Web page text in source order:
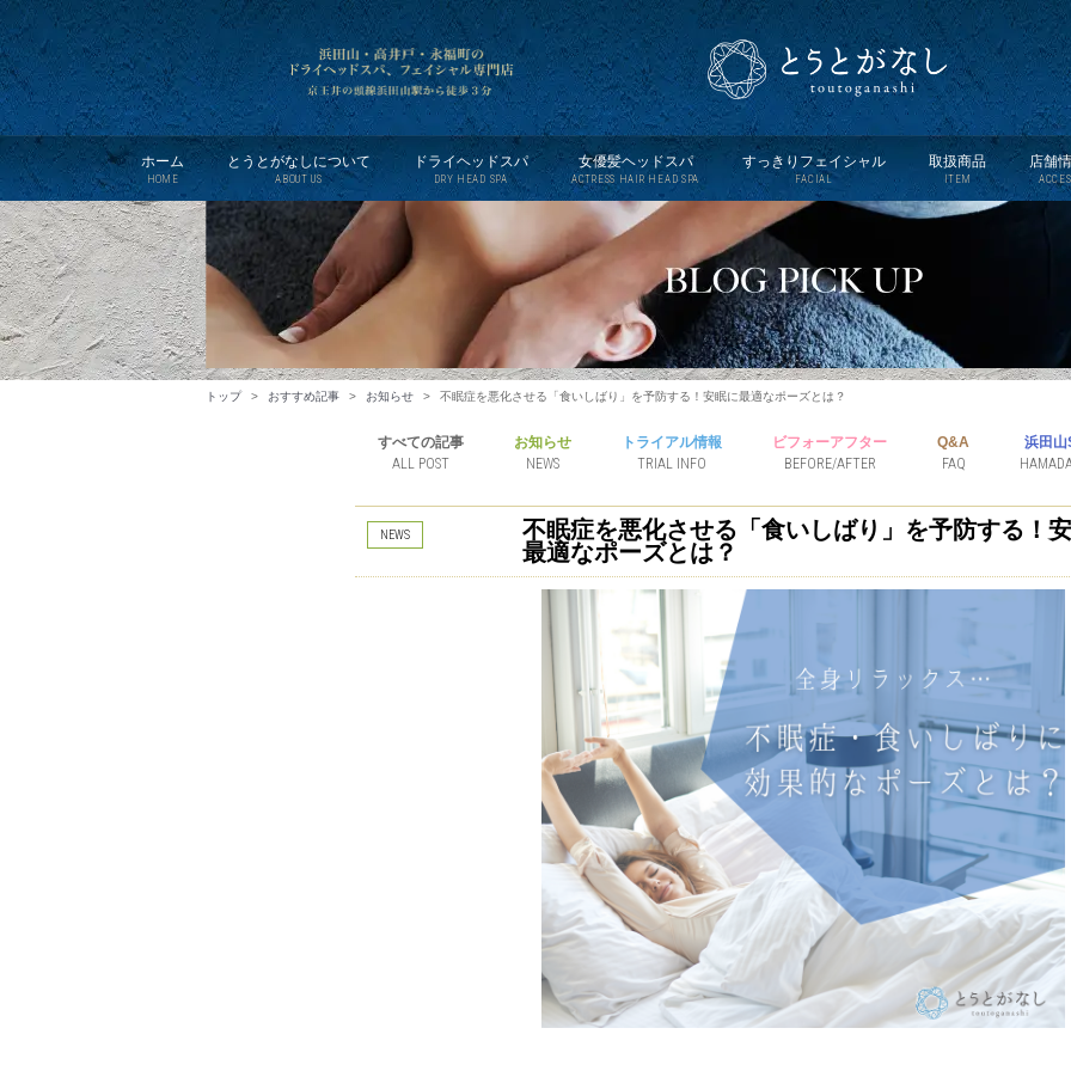
ホーム
HOME
とうとがなしについて
ABOUT US
ドライヘッドスパ
DRY HEAD SPA
女優髪ヘッドスパ
ACTRESS HAIR HEAD SPA
すっきりフェイシャル
FACIAL
取扱商品
ITEM
店舗
トップ > おすすめ記事 > お知らせ > 不眠症を悪化させる「食いしばり」を予防する！安眠に最適なポーズとは？
すべての記事
ALL POST
お知らせ
NEWS
トライアル情報
TRIAL INFO
ビフォーアフター
BEFORE/AFTER
Q&A
FAQ
浜田
NEWS
不眠症を悪化させる「食いしばり」を予防する！
最適なポーズとは？